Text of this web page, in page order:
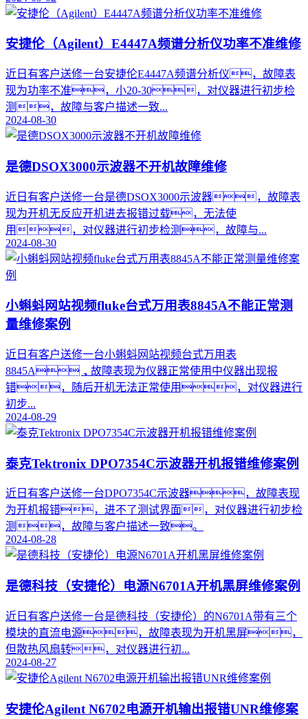
安捷伦（Agilent）E4447A频谱分析仪功率不准维修
近日有客户送修一台安捷伦E4447A频谱分析仪，故障表
现为功率不准，小20-30，对仪器进行初步检
测，故障与客户描述一致...
2024-08-30
是德DSOX3000示波器不开机故障维修
近日有客户送修一台是德DSOX3000示波器，故障表
现为开机无反应开机进去报错过载，无法使
用，对仪器进行初步检测，故障与...
2024-08-30
小蝌蚪网站视频fluke台式万用表8845A不能正常测
量维修案例
近日有客户送修一台小蝌蚪网站视频台式万用表
8845A，故障表现为仪器正常使用中仪器出现报
错，随后开机无法正常使用，对仪器进行
初步...
2024-08-29
泰克Tektronix DPO7354C示波器开机报错维修案例
近日有客户送修一台DPO7354C示波器，故障表现
为开机报错，进不了测试界面，对仪器进行初步检
测，故障与客户描述一致。
2024-08-28
是德科技（安捷伦）电源N6701A开机黑屏维修案例
近日有客户送修一台是德科技（安捷伦）的N6701A带有三个
模块的直流电源，故障表现为开机黑屏，
但散热风扇转，对仪器进行初...
2024-08-27
安捷伦Agilent N6702电源开机输出报错UNR维修案